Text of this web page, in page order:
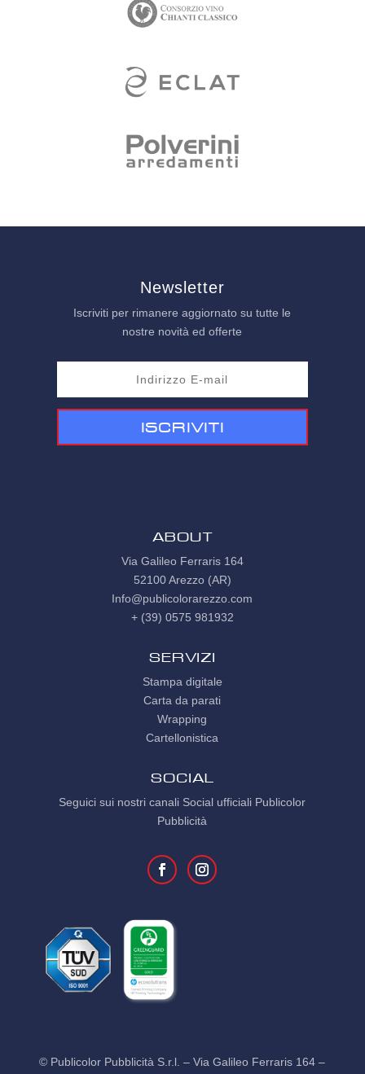
Newsletter
Iscriviti per rimanere aggiornato su tutte le
nostre novità ed offerte
Iscriviti
ABOUT
Via Galileo Ferraris 164
52100 Arezzo (AR)
Info@publicolorarezzo.com
+ (39) 0575 981932
Servizi
Stampa digitale
Carta da parati
Wrapping
Cartellonistica
SOCIAL
Seguici sui nostri canali Social ufficiali Publicolor
Pubblicità
© Publicolor Pubblicità S.r.l. – Via Galileo Ferraris 164 –